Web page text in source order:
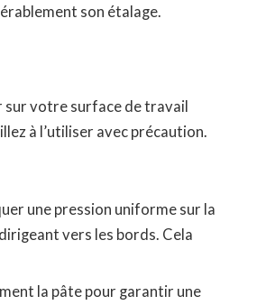
son étalage.
sur votre surface de travail
à l’utiliser avec précaution.
une pression uniforme sur la
vers les bords. Cela
la pâte pour garantir une